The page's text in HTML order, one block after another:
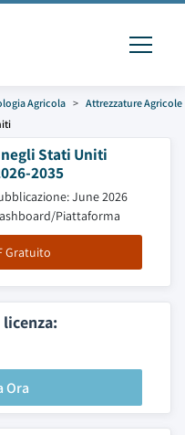
Agricola
Attrezzature Agricole
Stati Uniti
2035
June 2026
Piattaforma
Gratuito
Ora